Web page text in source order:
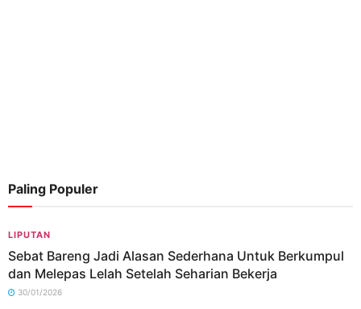
Paling Populer
LIPUTAN
Sebat Bareng Jadi Alasan Sederhana Untuk Berkumpul
dan Melepas Lelah Setelah Seharian Bekerja
30/01/2026